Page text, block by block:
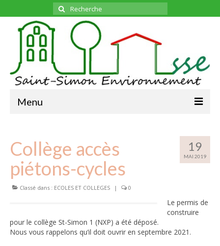
Rechercher
:
Menu
L’ASSOCIATION
L’ASSOCIATION
LE BUREAU
BULLETINS
LES SUJETS
PLU ET PROMOTEURS IMMOBILIERS
19
MAI 2019
Collège accès
piétons-cycles
Classé dans : ECOLES ET COLLEGES | 0
Le permis de
construire
pour le collège St-Simon 1 (NXP) a été déposé.
Nous vous rappelons qu’il doit ouvrir en septembre 2021.